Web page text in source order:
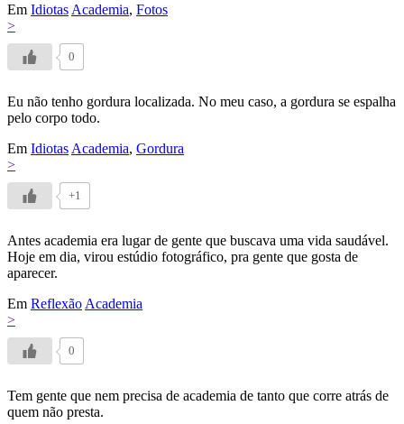
Em Idiotas Academia, Fotos
>
0
Eu não tenho gordura localizada. No meu caso, a gordura se espalha
pelo corpo todo.
Em Idiotas Academia, Gordura
>
+1
Antes academia era lugar de gente que buscava uma vida saudável.
Hoje em dia, virou estúdio fotográfico, pra gente que gosta de
aparecer.
Em Reflexão Academia
>
0
Tem gente que nem precisa de academia de tanto que corre atrás de
quem não presta.